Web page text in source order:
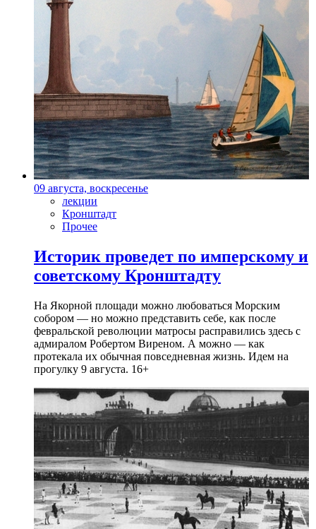
09 августа, воскресенье
лекции
Кронштадт
Прочее
Историк проведет по имперскому и
советскому Кронштадту
На Якорной площади можно любоваться Морским
собором — но можно представить себе, как после
февральской революции матросы расправились здесь с
адмиралом Робертом Виреном. А можно — как
протекала их обычная повседневная жизнь. Идем на
прогулку 9 августа. 16+